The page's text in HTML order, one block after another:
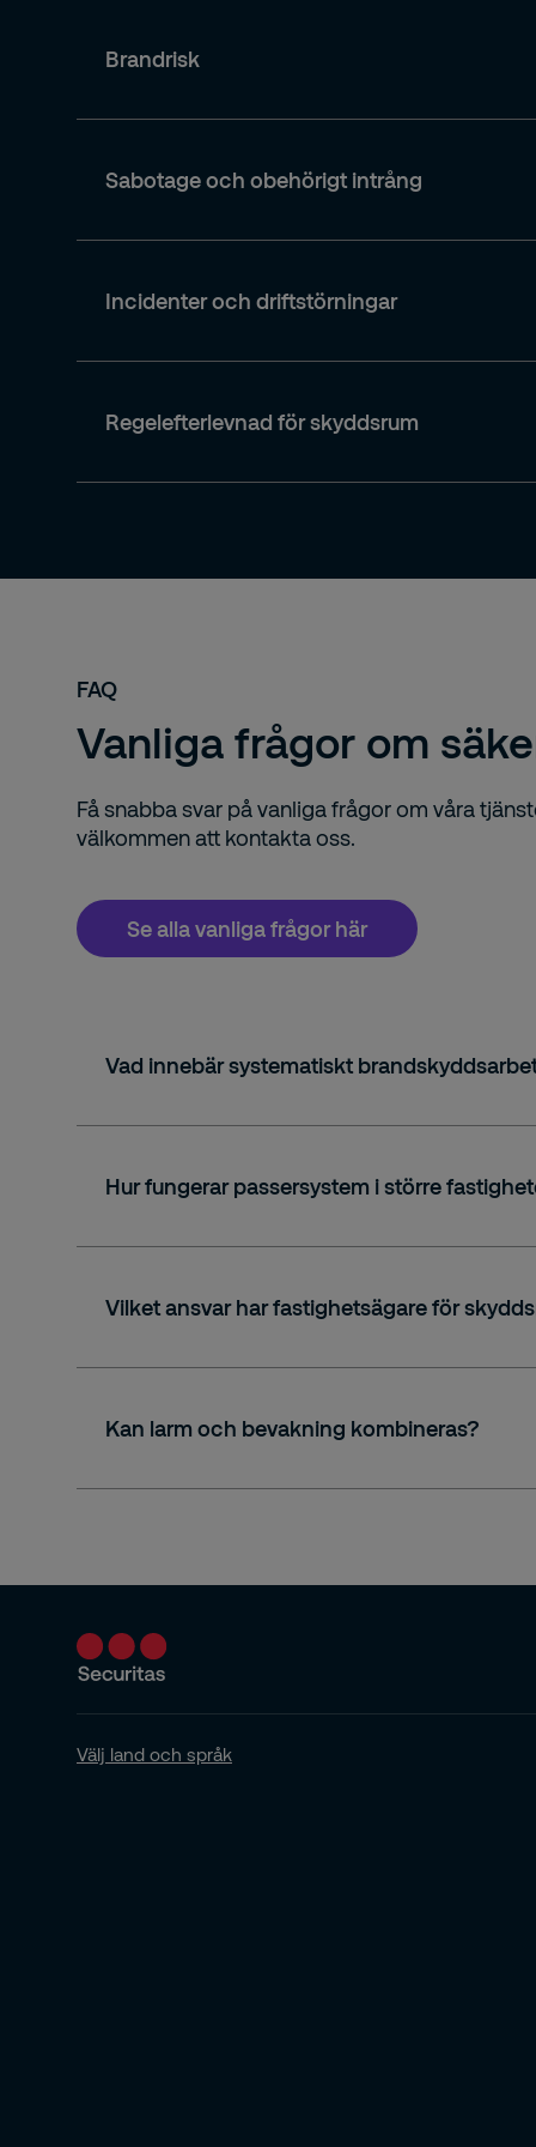
Brandrisk
Stora fastigheter rymmerofta flera
Sabotage och obehörigt intrång
Kontor, handelsplatser, parkeringshus och
Incidenter och driftstörningar
När en incident inträffarsom ettinbrott,
Regelefterlevnad för skyddsrum
Utan tydlig strukturförförvaltningen av
FAQ
Vanliga frågor om
Få snabba svar på vanliga frågor om våra
välkommen att kontakta oss.
Se alla vanliga frågor här
Vad innebär systematiskt
Hur fungerar passersystem i större
Vilket ansvar har fastighetsägare för
Kan larm och bevakning kombineras?
Välj land och språk